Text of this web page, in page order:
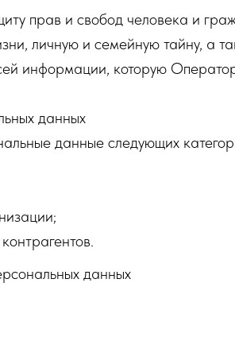
прав и свобод человека и
личную и семейную тайну, а
информации, которую
данных
данные следующих
данных